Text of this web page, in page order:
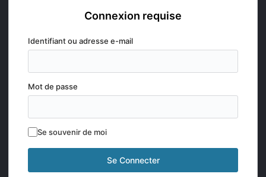
Connexion requise
Identifiant ou adresse e-mail
Mot de passe
Se souvenir de moi